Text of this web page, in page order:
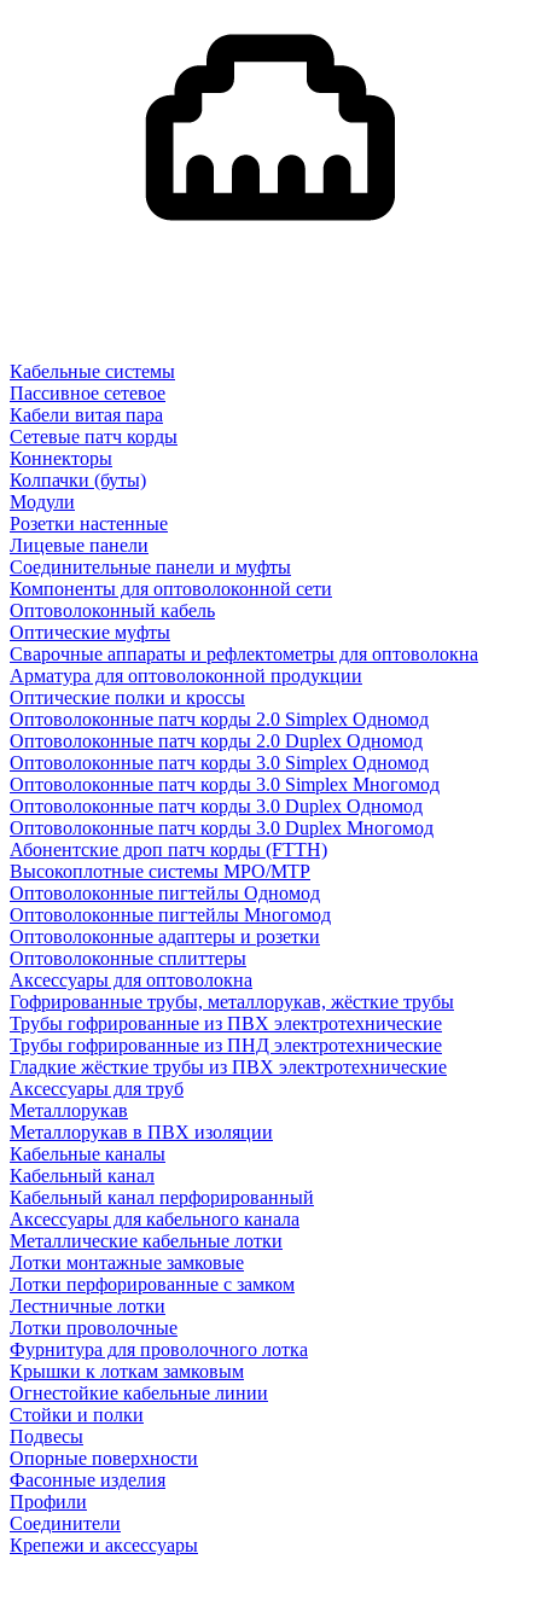
Кабельные системы
Пассивное сетевое
Кабели витая пара
Сетевые патч корды
Коннекторы
Колпачки (буты)
Модули
Розетки настенные
Лицевые панели
Соединительные панели и муфты
Компоненты для оптоволоконной сети
Оптоволоконный кабель
Оптические муфты
Сварочные аппараты и рефлектометры для оптоволокна
Арматура для оптоволоконной продукции
Оптические полки и кроссы
Оптоволоконные патч корды 2.0 Simplex Одномод
Оптоволоконные патч корды 2.0 Duplex Одномод
Оптоволоконные патч корды 3.0 Simplex Одномод
Оптоволоконные патч корды 3.0 Simplex Многомод
Оптоволоконные патч корды 3.0 Duplex Одномод
Оптоволоконные патч корды 3.0 Duplex Многомод
Абонентские дроп патч корды (FTTH)
Высокоплотные системы MPO/MTP
Оптоволоконные пигтейлы Одномод
Оптоволоконные пигтейлы Многомод
Оптоволоконные адаптеры и розетки
Оптоволоконные сплиттеры
Аксессуары для оптоволокна
Гофрированные трубы, металлорукав, жёсткие трубы
Трубы гофрированные из ПВХ электротехнические
Трубы гофрированные из ПНД электротехнические
Гладкие жёсткие трубы из ПВХ электротехнические
Аксессуары для труб
Металлорукав
Металлорукав в ПВХ изоляции
Кабельные каналы
Кабельный канал
Кабельный канал перфорированный
Аксессуары для кабельного канала
Металлические кабельные лотки
Лотки монтажные замковые
Лотки перфорированные с замком
Лестничные лотки
Лотки проволочные
Фурнитура для проволочного лотка
Крышки к лоткам замковым
Огнестойкие кабельные линии
Стойки и полки
Подвесы
Опорные поверхности
Фасонные изделия
Профили
Соединители
Крепежи и аксессуары